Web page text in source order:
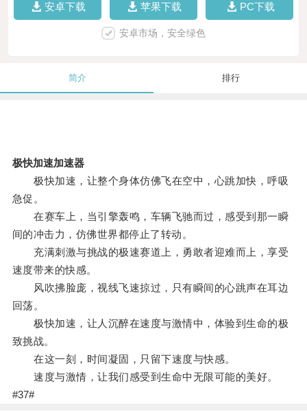
安卓下载 苹果下载 PC下载
安卓市场，安全绿色
简介 排行
极快加速加速器
极快加速，让整个身体仿佛飞在空中，心跳加快，呼吸
急促。
在赛车上，当引擎轰鸣，车辆飞驰而过，感受到那一瞬
间的冲击力，仿佛世界都停止了转动。
充满刺激与挑战的极速赛道上，勇敢者迎难而上，享受
速度带来的快感。
风吹拂脸庞，视线飞速掠过，只有瞬间的心跳声在耳边
回荡。
极快加速，让人沉醉在速度与激情中，体验到生命的极
致挑战。
在这一刻，时间凝固，只留下速度与快感。
速度与激情，让我们感受到生命中无限可能的美好。
#37#